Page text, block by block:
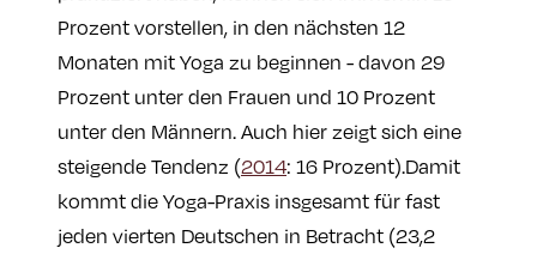
Prozent vorstellen, in den nächsten 12
Monaten mit Yoga zu beginnen - davon 29
Prozent unter den Frauen und 10 Prozent
unter den Männern. Auch hier zeigt sich eine
steigende Tendenz (2014: 16 Prozent).Damit
kommt die Yoga-Praxis insgesamt für fast
jeden vierten Deutschen in Betracht (23,2